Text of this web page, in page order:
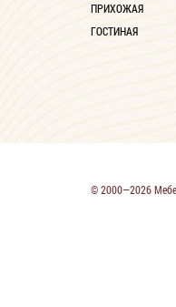
ПРИХОЖАЯ
ГОСТИНАЯ
© 2000—2026